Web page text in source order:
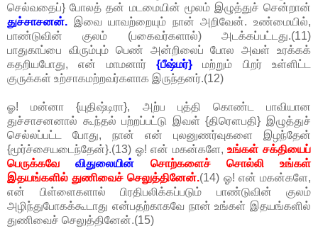
செல்வதைப்} போலத் தன் மடமையின் மூலம் இழுத்துச் சென்றான்
துச்சாசனன். இவை யாவற்றையும் நான் அறிவேன். உண்மையில்,
பாண்டுவின் குலம் (பகைவர்களால்) அடக்கப்பட்டது.(11)
பாதுகாப்பை விரும்பும் பெண் அன்றிலைப் போல அவள் உரக்கக்
கதறியபோது, என் மாமனார் {பீஷ்மர்} மற்றும் பிறர் உள்ளிட்ட
குருக்கள் உற்சாகமற்றவர்களாக இருந்தனர்.(12)
ஓ! மன்னா {யுதிஷ்டிரா}, அற்ப புத்தி கொண்ட பாவியான
துச்சாசனனால் கூந்தல் பற்றப்பட்டு இவள் {திரௌபதி} இழுத்துச்
செல்லப்பட்ட போது, நான் என் புலனுணர்வுகளை இழந்தேன்
{மூர்ச்சையடைந்தேன்}.(13) ஓ! என் மகன்களே,உங்கள் சக்தியைப்
பெருக்கவே
விதுலையின்
சொற்களைச் சொல்லி உங்கள்
இதயங்களில் துணிவைச் செலுத்தினேன்.(14) ஓ! என் மகன்களே,
என் பிள்ளைகளால் பிரதிபலிக்கப்படும் பாண்டுவின் குலம்
அழிந்துபோகக்கூடாது என்பதற்காகவே நான் உங்கள் இதயங்களில்
துணிவைச் செலுத்தினேன்.(15)